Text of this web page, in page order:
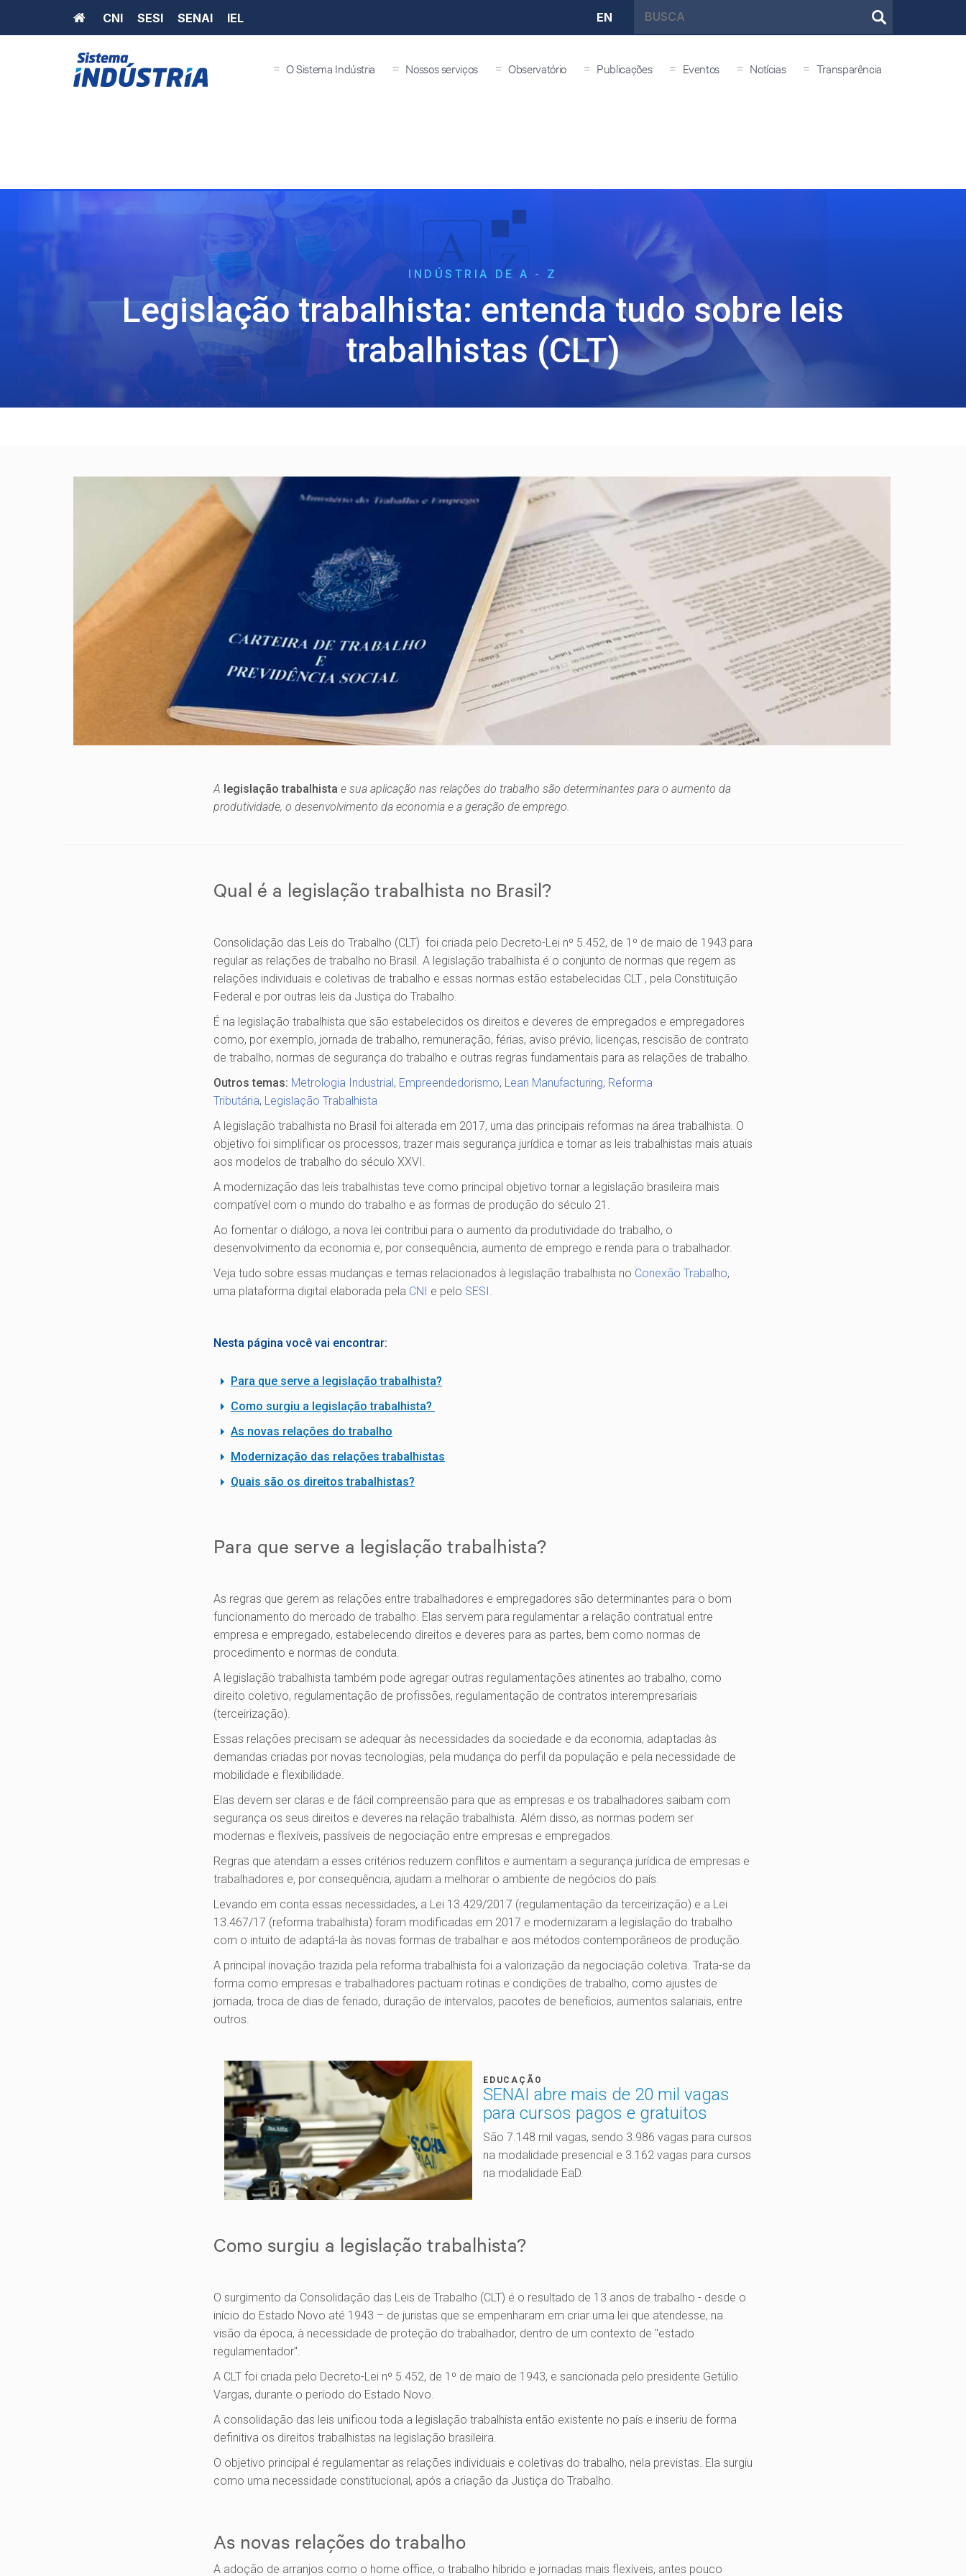
Home CNI SESI SENAI IEL EN
= O Sistema Indústria = Nossos serviços = Observatório = Publicações = Eventos = Notícias = Transparência
INDÚSTRIA DE A - Z
Legislação trabalhista: entenda tudo sobre leis
trabalhistas (CLT)
A legislação trabalhista e sua aplicação nas relações do trabalho são determinantes para o aumento da
produtividade, o desenvolvimento da economia e a geração de emprego.
Qual é a legislação trabalhista no Brasil?
Consolidação das Leis do Trabalho (CLT) foi criada pelo Decreto-Lei nº 5.452, de 1º de maio de 1943 para
regular as relações de trabalho no Brasil. A legislação trabalhista é o conjunto de normas que regem as
relações individuais e coletivas de trabalho e essas normas estão estabelecidas CLT , pela Constituição
Federal e por outras leis da Justiça do Trabalho.
É na legislação trabalhista que são estabelecidos os direitos e deveres de empregados e empregadores
como, por exemplo, jornada de trabalho, remuneração, férias, aviso prévio, licenças, rescisão de contrato
de trabalho, normas de segurança do trabalho e outras regras fundamentais para as relações de trabalho.
Outros temas: Metrologia Industrial, Empreendedorismo, Lean Manufacturing, Reforma
Tributária, Legislação Trabalhista
A legislação trabalhista no Brasil foi alterada em 2017, uma das principais reformas na área trabalhista. O
objetivo foi simplificar os processos, trazer mais segurança jurídica e tornar as leis trabalhistas mais atuais
aos modelos de trabalho do século XXVI.
A modernização das leis trabalhistas teve como principal objetivo tornar a legislação brasileira mais
compatível com o mundo do trabalho e as formas de produção do século 21.
Ao fomentar o diálogo, a nova lei contribui para o aumento da produtividade do trabalho, o
desenvolvimento da economia e, por consequência, aumento de emprego e renda para o trabalhador.
Veja tudo sobre essas mudanças e temas relacionados à legislação trabalhista no Conexão Trabalho,
uma plataforma digital elaborada pela CNI e pelo SESI.
Nesta página você vai encontrar:
Para que serve a legislação trabalhista?
Como surgiu a legislação trabalhista?
As novas relações do trabalho
Modernização das relações trabalhistas
Quais são os direitos trabalhistas?
Para que serve a legislação trabalhista?
As regras que gerem as relações entre trabalhadores e empregadores são determinantes para o bom
funcionamento do mercado de trabalho. Elas servem para regulamentar a relação contratual entre
empresa e empregado, estabelecendo direitos e deveres para as partes, bem como normas de
procedimento e normas de conduta.
A legislação trabalhista também pode agregar outras regulamentações atinentes ao trabalho, como
direito coletivo, regulamentação de profissões, regulamentação de contratos interempresariais
(terceirização).
Essas relações precisam se adequar às necessidades da sociedade e da economia, adaptadas às
demandas criadas por novas tecnologias, pela mudança do perfil da população e pela necessidade de
mobilidade e flexibilidade.
Elas devem ser claras e de fácil compreensão para que as empresas e os trabalhadores saibam com
segurança os seus direitos e deveres na relação trabalhista. Além disso, as normas podem ser
modernas e flexíveis, passíveis de negociação entre empresas e empregados.
Regras que atendam a esses critérios reduzem conflitos e aumentam a segurança jurídica de empresas e
trabalhadores e, por consequência, ajudam a melhorar o ambiente de negócios do país.
Levando em conta essas necessidades, a Lei 13.429/2017 (regulamentação da terceirização) e a Lei
13.467/17 (reforma trabalhista) foram modificadas em 2017 e modernizaram a legislação do trabalho
com o intuito de adaptá-la às novas formas de trabalhar e aos métodos contemporâneos de produção.
A principal inovação trazida pela reforma trabalhista foi a valorização da negociação coletiva. Trata-se da
forma como empresas e trabalhadores pactuam rotinas e condições de trabalho, como ajustes de
jornada, troca de dias de feriado, duração de intervalos, pacotes de benefícios, aumentos salariais, entre
outros.
EDUCAÇÃO
SENAI abre mais de 20 mil vagas
para cursos pagos e gratuitos
São 7.148 mil vagas, sendo 3.986 vagas para cursos
na modalidade presencial e 3.162 vagas para cursos
na modalidade EaD.
Como surgiu a legislação trabalhista?
O surgimento da Consolidação das Leis de Trabalho (CLT) é o resultado de 13 anos de trabalho - desde o
início do Estado Novo até 1943 – de juristas que se empenharam em criar uma lei que atendesse, na
visão da época, à necessidade de proteção do trabalhador, dentro de um contexto de "estado
regulamentador".
A CLT foi criada pelo Decreto-Lei nº 5.452, de 1º de maio de 1943, e sancionada pelo presidente Getúlio
Vargas, durante o período do Estado Novo.
A consolidação das leis unificou toda a legislação trabalhista então existente no país e inseriu de forma
definitiva os direitos trabalhistas na legislação brasileira.
O objetivo principal é regulamentar as relações individuais e coletivas do trabalho, nela previstas. Ela surgiu
como uma necessidade constitucional, após a criação da Justiça do Trabalho.
As novas relações do trabalho
A adoção de arranjos como o home office, o trabalho híbrido e jornadas mais flexíveis, antes pouco